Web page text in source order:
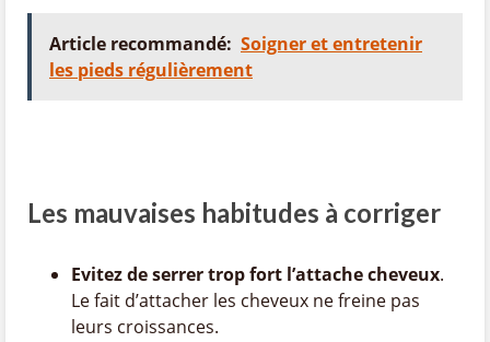
Article recommandé: Soigner et entretenir
les pieds régulièrement
Les mauvaises habitudes à corriger
Evitez de serrer trop fort l’attache cheveux.
Le fait d’attacher les cheveux ne freine pas
leurs croissances.